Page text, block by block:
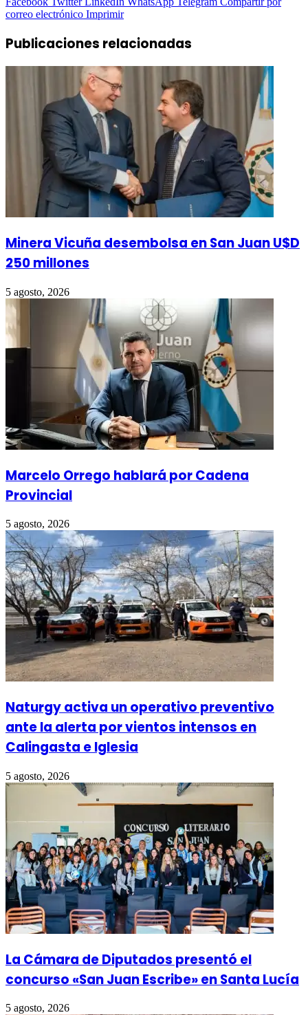
correo electrónico Imprimir
Publicaciones relacionadas
Minera Vicuña desembolsa en San Juan U$D
250 millones
5 agosto, 2026
Marcelo Orrego hablará por Cadena
Provincial
5 agosto, 2026
Naturgy activa un operativo preventivo
ante la alerta por vientos intensos en
Calingasta e Iglesia
5 agosto, 2026
La Cámara de Diputados presentó el
concurso «San Juan Escribe» en Santa Lucía
5 agosto, 2026